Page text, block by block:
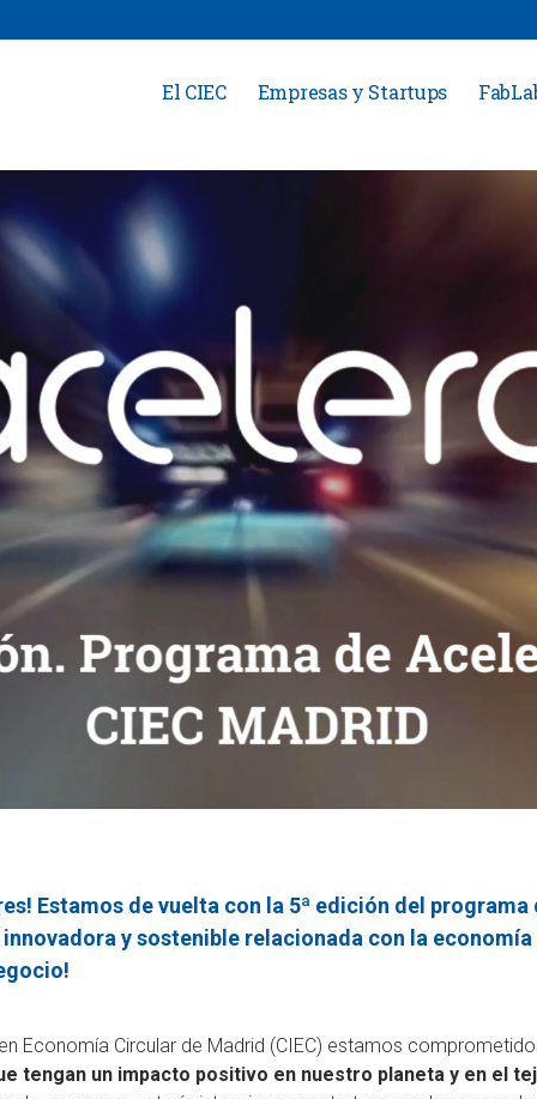
El CIEC Empresas y Startups
Estamos de vuelta con la 5ª edición del
y sostenible relacionada con la economía
Economía Circular de Madrid (CIEC) estamos
tengan un impacto positivo en nuestro planeta y en el